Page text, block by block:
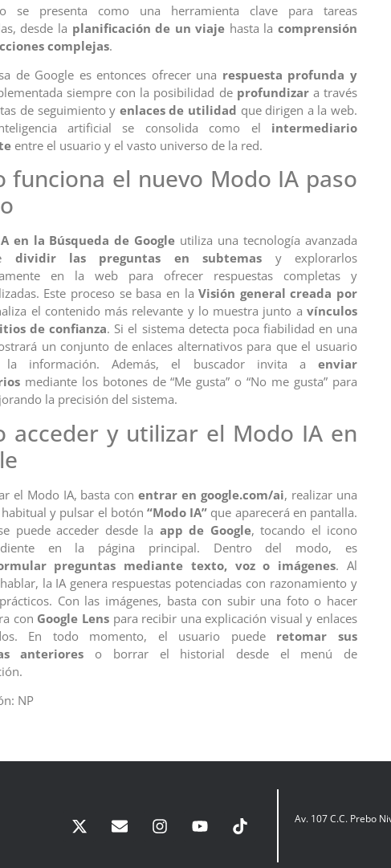
se presenta como una herramienta clave para tareas
desde la planificación de un viaje hasta la comprensión
complejas.
de Google es entonces ofrecer una respuesta profunda y
siempre con la posibilidad de profundizara través
de seguimiento y enlaces de utilidad que dirigen a la web.
artificial se consolida como el intermediario
entre el usuario y el vasto universo de la red.
funciona el nuevo Modo IA paso
en la Búsqueda de Google utiliza una tecnología avanzada
dividir las preguntas en subtemas y explorarlos
en la web para ofrecer respuestas completas y
Este proceso se basa en laVisión general creada por
el contenido más relevante y lo muestra junto a vínculos
de confianza. Si el sistema detecta poca fiabilidad en una
un conjunto de enlaces alternativos para que el usuario
la información. Además, el buscador invita a enviar
mediante los botones de “Me gusta” o “No me gusta” para
la precisión del sistema.
acceder y utilizar el Modo IA en
el Modo IA, basta conentrar en google.com/ai, realizar una
y pulsar el botón “Modo IA” que aparecerá en pantalla.
puede acceder desde la app de Google, tocando el icono
en la página principal. Dentro del modo, es
preguntas mediante texto, voz o imágenes. Al
la IA genera respuestas potenciadas con razonamiento y
Con las imágenes, basta con subir una foto o hacer
con Google Lens para recibir una explicación visual y enlaces
En todo momento, el usuario puede retomar sus
anteriores o borrar el historial desde el menú de
NP
Av. 107 C.C. Prebo